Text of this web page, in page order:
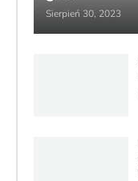
Sierpień 30, 2023